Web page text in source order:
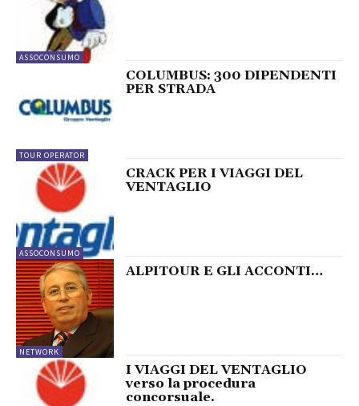
ASSOCONSUMO
TOUR OPERATOR
COLUMBUS: 300 DIPENDENTI
PER STRADA
ASSOCONSUMO
CRACK PER I VIAGGI DEL
VENTAGLIO
NETWORK
ALPITOUR E GLI ACCONTI…
I VIAGGI DEL VENTAGLIO
verso la procedura
concorsuale.